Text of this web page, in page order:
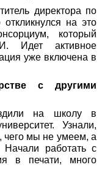
директора по
на это
который
Идет активное
уже включена в
с другими
на школу в
Узнали,
чего мы не умеем, а
работать с
в печати, много